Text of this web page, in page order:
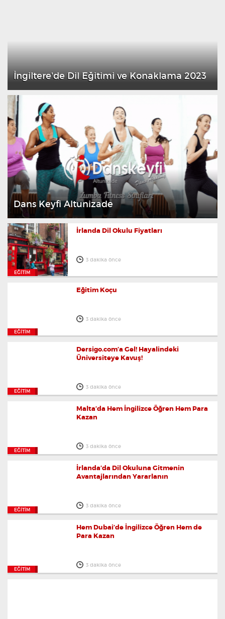
İngiltere'de Dil Eğitimi ve Konaklama 2023
Dans Keyfi Altunizade
EĞITIM
İrlanda Dil Okulu Fiyatları
3 dakika önce
EĞITIM
Eğitim Koçu
3 dakika önce
EĞITIM
Dersigo.com’a Gel! Hayalindeki
Üniversiteye Kavuş!
3 dakika önce
EĞITIM
Malta’da Hem İngilizce Öğren Hem Para
Kazan
3 dakika önce
EĞITIM
İrlanda’da Dil Okuluna Gitmenin
Avantajlarından Yararlanın
3 dakika önce
EĞITIM
Hem Dubai’de İngilizce Öğren Hem de
Para Kazan
3 dakika önce